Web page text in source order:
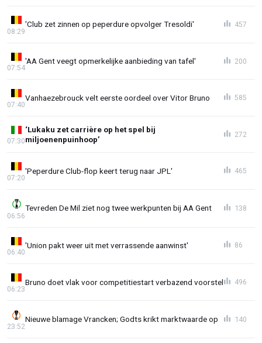
'Club zet zinnen op peperdure opvolger Tresoldi'
08:29
457
'AA Gent veegt opmerkelijke aanbieding van tafel'
07:54
200
Vanhaezebrouck velt eerste oordeel over Vitor Bruno
07:40
585
‘Lukaku zet carrière op het spel bij
miljoenenpuinhoop’
07:30
272
'Peperdure Club-flop keert terug naar JPL'
07:20
465
Tevreden De Mil ziet nog twee werkpunten bij AA Gent
06:56
138
'Union pakt weer uit met verrassende aanwinst'
06:40
86
Bruno doet vlak voor competitiestart verbazend voorstel
06:23
496
Nieuwe blamage Vrancken; Godts krikt marktwaarde op
23:52
140